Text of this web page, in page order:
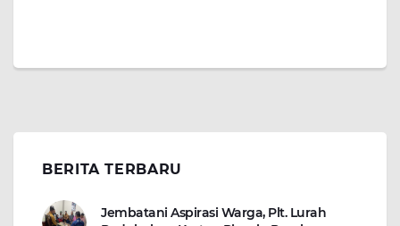
BERITA TERBARU
Jembatani Aspirasi Warga, Plt. Lurah